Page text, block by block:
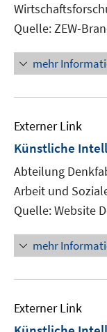
Quelle: ZEW-
mehr
Externer Link
Künstliche
Abteilung
Arbeit und
Quelle: Website
mehr
Externer Link